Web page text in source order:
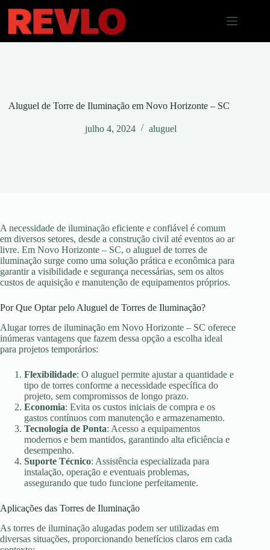
para
conteúdo
Aluguel de Torre de Iluminação em Novo Horizonte – SC
julho 4, 2024 aluguel
A necessidade de iluminação eficiente e confiável é comum
em diversos setores, desde a construção civil até eventos ao ar
livre. Em Novo Horizonte – SC, o aluguel de torres de
iluminação surge como uma solução prática e econômica para
garantir a visibilidade e segurança necessárias, sem os altos
custos de aquisição e manutenção de equipamentos próprios.
Por Que Optar pelo Aluguel de Torres de Iluminação?
Alugar torres de iluminação em Novo Horizonte – SC oferece
inúmeras vantagens que fazem dessa opção a escolha ideal
para projetos temporários:
Flexibilidade: O aluguel permite ajustar a quantidade e
tipo de torres conforme a necessidade específica do
projeto, sem compromissos de longo prazo.
Economia: Evita os custos iniciais de compra e os
gastos contínuos com manutenção e armazenamento.
Tecnologia de Ponta: Acesso a equipamentos
modernos e bem mantidos, garantindo alta eficiência e
desempenho.
Suporte Técnico: Assistência especializada para
instalação, operação e eventuais problemas,
assegurando que tudo funcione perfeitamente.
Aplicações das Torres de Iluminação
As torres de iluminação alugadas podem ser utilizadas em
diversas situações, proporcionando benefícios claros em cada